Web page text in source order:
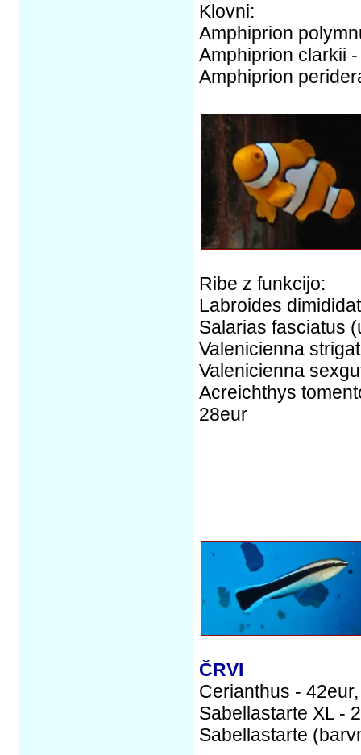
Klovni:
Amphiprion
Amphiprion clarkii
Amphiprion
Ribe z funkcijo:
Labroides
Salarias fasciatus
Valenicienna
Valenicienna
Acreichthys
28eur
ČRVI
Cerianthus -
Sabellastarte XL -
Sabellastarte